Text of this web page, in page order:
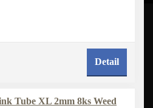
Detail
Tube XL 2mm 8ks Weed